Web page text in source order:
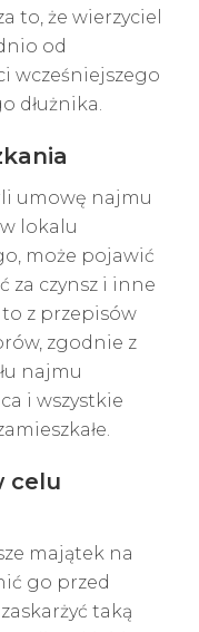
to, że wierzyciel
od
wcześniejszego
dłużnika.
umowę najmu
lokalu
może pojawić
za czynsz i inne
z przepisów
zgodnie z
najmu
i wszystkie
celu
majątek na
go przed
taką